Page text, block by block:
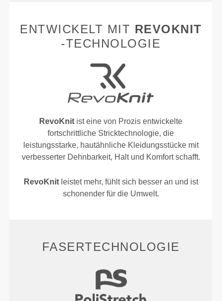
ENTWICKELT MIT REVOKNIT
-TECHNOLOGIE
RevoKnit ist eine von Prozis entwickelte
fortschrittliche Stricktechnologie, die
leistungsstarke, hautähnliche Kleidungsstücke mit
verbesserter Dehnbarkeit, Halt und Komfort schafft.
RevoKnitleistet mehr, fühlt sich besser an und ist
schonender für die Umwelt.
FASERTECHNOLOGIE